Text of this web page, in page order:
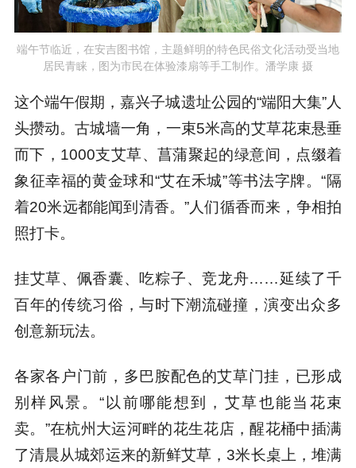
端午节临近，在安吉图书馆，主题鲜明的特色民俗文化活动受当地
居民青睐，图为市民在体验漆扇等手工制作。潘学康 摄
这个端午假期，嘉兴子城遗址公园的“端阳大集”人
头攒动。古城墙一角，一束5米高的艾草花束悬垂
而下，1000支艾草、菖蒲聚起的绿意间，点缀着
象征幸福的黄金球和“艾在禾城”等书法字牌。“隔
着20米远都能闻到清香。”人们循香而来，争相拍
照打卡。
挂艾草、佩香囊、吃粽子、竞龙舟……延续了千
百年的传统习俗，与时下潮流碰撞，演变出众多
创意新玩法。
各家各户门前，多巴胺配色的艾草门挂，已形成
别样风景。“以前哪能想到，艾草也能当花束
卖。”在杭州大运河畔的花生花店，醒花桶中插满
了清晨从城郊运来的新鲜艾草，3米长桌上，堆满